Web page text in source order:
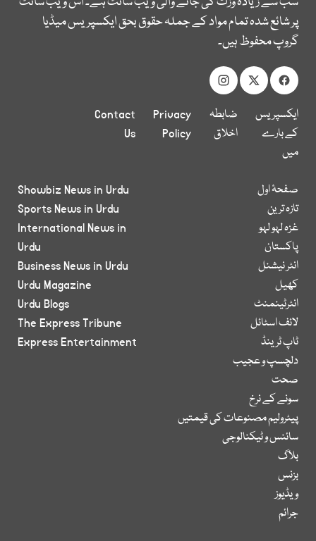
پر شائع شدہ تمام مواد کے جملہ حقوق بحق ایکسپریس میڈیا
گروپ محفوظ ہیں۔
ایکسپریس
کے بارے
میں
ضابطہ
اخلاق
Privacy
Policy
Contact
Us
صفحۂ اول
تازہ ترین
غزہ لہو لہو
پاکستان
انٹر نیشنل
کھیل
انٹرٹینمنٹ
لائف اسٹائل
ٹاپ ٹرینڈ
دلچسپ و عجیب
صحت
سونے کے نرخ
پیٹرولیم مصنوعات کی قیمتیں
سائنس و ٹیکنالوجی
بلاگ
بزنس
ویڈیوز
جرائم
Showbiz News in Urdu
Sports News in Urdu
International News in
Urdu
Business News in Urdu
Urdu Magazine
Urdu Blogs
The Express Tribune
Express Entertainment